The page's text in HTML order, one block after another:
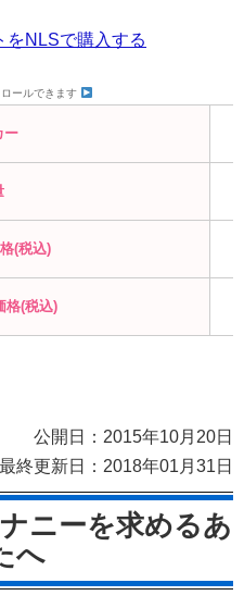
をNLSで購入する
ールできます
ー
(税込)
格(税込)
公開日：2015年10月20日
最終更新日： 2018年01月31日
ニーを求めるあ
へ